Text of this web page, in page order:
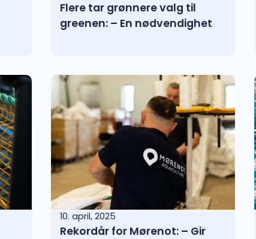
Flere tar grønnere valg til
greenen: – En nødvendighet
10. april, 2025
Rekordår for Mørenot: – Gir